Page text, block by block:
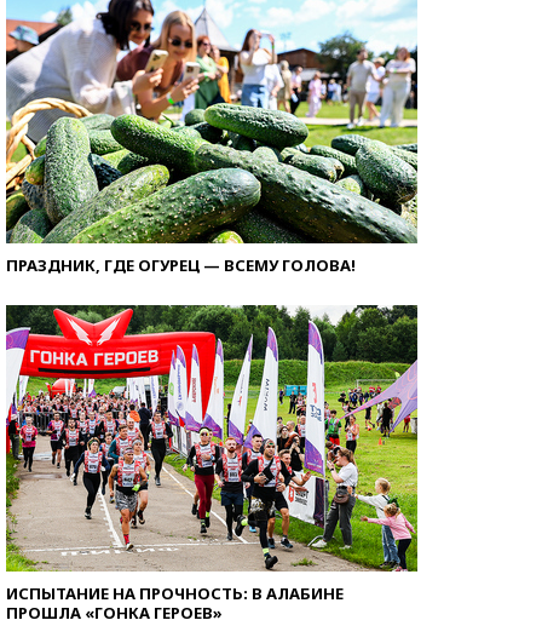
ПРАЗДНИК, ГДЕ ОГУРЕЦ — ВСЕМУ ГОЛОВА!
ИСПЫТАНИЕ НА ПРОЧНОСТЬ: В АЛАБИНЕ
ПРОШЛА «ГОНКА ГЕРОЕВ»